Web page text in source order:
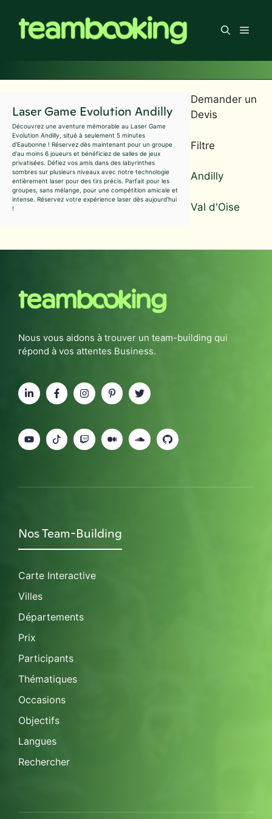
contenu
Menu
Laser Game Evolution Andilly
Découvrez une aventure mémorable au Laser Game
Evolution Andilly, situé à seulement 5 minutes
d'Eaubonne ! Réservez dès maintenant pour un groupe
d'au moins 6 joueurs et bénéficiez de salles de jeux
privatisées. Défiez vos amis dans des labyrinthes
sombres sur plusieurs niveaux avec notre technologie
entièrement laser pour des tirs précis. Parfait pour les
groupes, sans mélange, pour une compétition amicale et
intense. Réservez votre expérience laser dès aujourd'hui
!
Demander un
Devis
Filtre
Andilly
Val d'Oise
Nous vous aidons à trouver un team-building qui
répond à vos attentes Business.
Nos Team-Building
Carte Interactive
Villes
Départements
Prix
Participants
Thématiques
Occasions
Objectifs
Langues
Rechercher